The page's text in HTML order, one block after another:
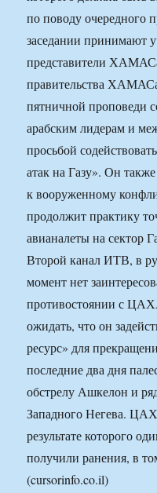
по поводу очередного
заседании принимают
представители
правительства
пятничной проповеди
арабским лидерам и
просьбой
атак на Газу». Он
к вооруженному
продолжит практику
авианалеты на сектор
Второй канал ИТВ, в
момент нет
противостоянии с
ожидать, что он
ресурс» для
последние два дня
обстрелу Ашкелон и
Западного Негева.
результате которого
получили ранения, в
(cursorinfo.co.il)